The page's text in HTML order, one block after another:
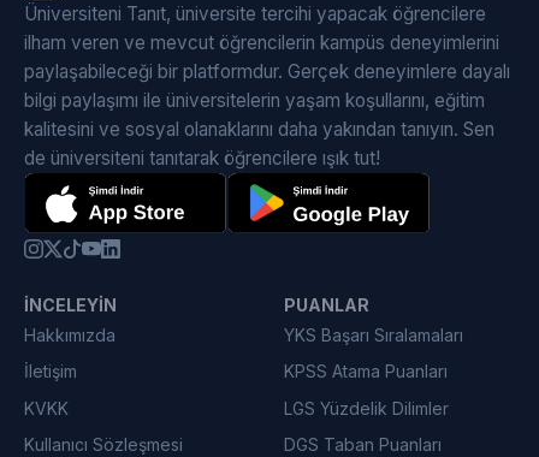
Üniversiteni Tanıt, üniversite tercihi yapacak öğrencilere
ilham veren ve mevcut öğrencilerin kampüs deneyimlerini
paylaşabileceği bir platformdur. Gerçek deneyimlere dayalı
bilgi paylaşımı ile üniversitelerin yaşam koşullarını, eğitim
kalitesini ve sosyal olanaklarını daha yakından tanıyın. Sen
de üniversiteni tanıtarak öğrencilere ışık tut!
İNCELEYIN
Hakkımızda
İletişim
KVKK
Kullanıcı Sözleşmesi
PUANLAR
YKS Başarı Sıralamaları
KPSS Atama Puanları
LGS Yüzdelik Dilimler
DGS Taban Puanları